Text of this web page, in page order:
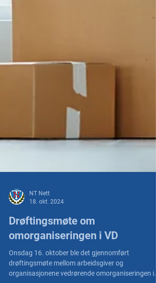
18. okt. 2024
Drøftingsmøte om
omorganiseringen i VD